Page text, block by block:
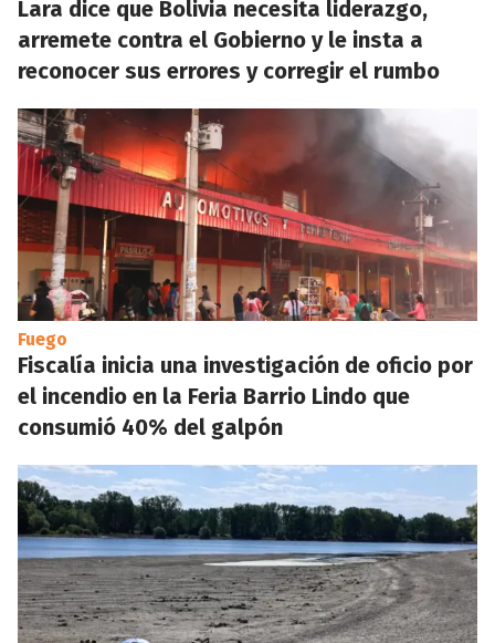
Lara dice que Bolivia necesita liderazgo,
arremete contra el Gobierno y le insta a
reconocer sus errores y corregir el rumbo
Fuego
Fiscalía inicia una investigación de oficio por
el incendio en la Feria Barrio Lindo que
consumió 40% del galpón